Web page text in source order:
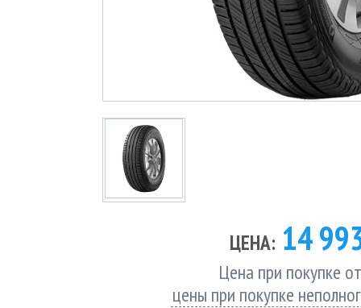
ЦЕНА: 14
Цена при покупке
цены при покупке